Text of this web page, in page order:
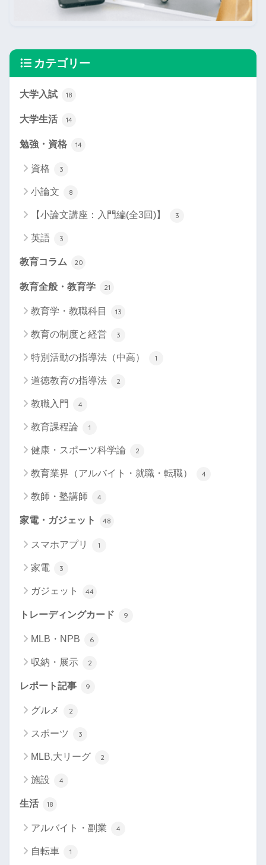
カテゴリー
大学入試 18
大学生活 14
勉強・資格 14
資格 3
小論文 8
【小論文講座：入門編(全3回)】 3
英語 3
教育コラム 20
教育全般・教育学 21
教育学・教職科目 13
教育の制度と経営 3
特別活動の指導法（中高） 1
道徳教育の指導法 2
教職入門 4
教育課程論 1
健康・スポーツ科学論 2
教育業界（アルバイト・就職・転職） 4
教師・塾講師 4
家電・ガジェット 48
スマホアプリ 1
家電 3
ガジェット 44
トレーディングカード 9
MLB・NPB 6
収納・展示 2
レポート記事 9
グルメ 2
スポーツ 3
MLB,大リーグ 2
施設 4
生活 18
アルバイト・副業 4
自転車 1